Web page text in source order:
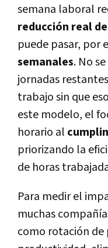
semana laboral
reducción real
puede pasar, por
semanales. No
jornadas
trabajo sin que
este modelo, el
horario al
priorizando la
de horas
Para medir el
muchas
como rotación de